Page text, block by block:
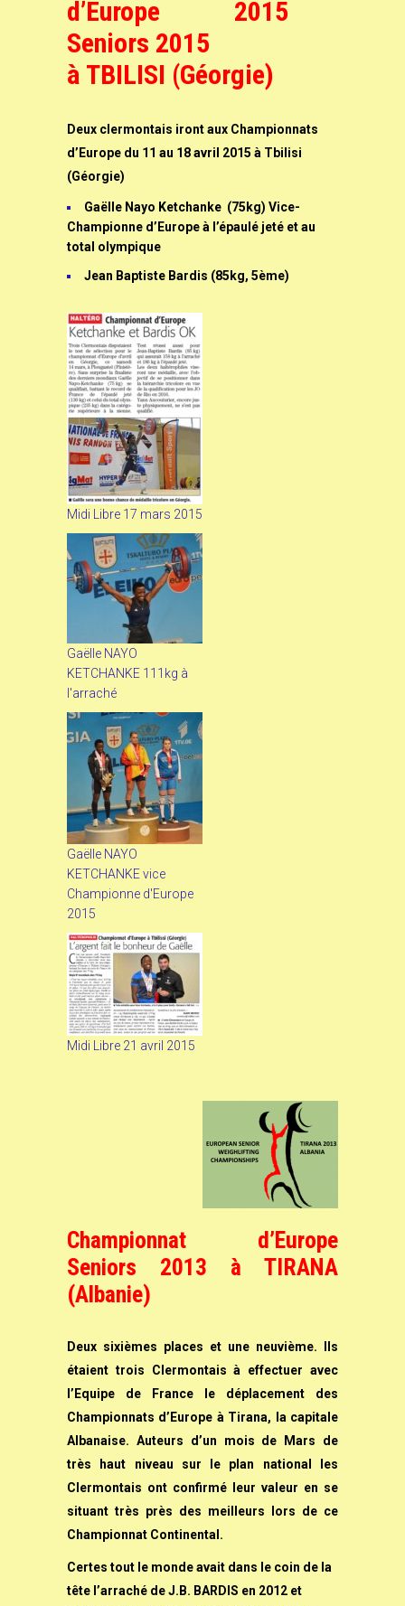
d’Europe
Seniors 2015
à TBILISI (Géorgie)
Deux clermontais iront aux Championnats
d’Europe du 11 au 18 avril 2015 à Tbilisi
(Géorgie)
Gaëlle Nayo Ketchanke (75kg) Vice-
Championne d’Europe à l’épaulé jeté et au
total olympique
Jean Baptiste Bardis (85kg, 5ème)
Midi Libre 17 mars 2015
Gaëlle NAYO
KETCHANKE 111kg à
l'arraché
Gaëlle NAYO
KETCHANKE vice
Championne d'Europe
2015
Midi Libre 21 avril 2015
Championnat d’Europe
Seniors 2013 à TIRANA
(Albanie)
Deux sixièmes places et une neuvième. Ils
étaient trois Clermontais à effectuer avec
l’Equipe de France le déplacement des
Championnats d’Europe à Tirana, la capitale
Albanaise. Auteurs d’un mois de Mars de
très haut niveau sur le plan national les
Clermontais ont confirmé leur valeur en se
situant très près des meilleurs lors de ce
Championnat Continental.
Certes tout le monde avait dans le coin de la
tête l’arraché de J.B. BARDIS en 2012 et